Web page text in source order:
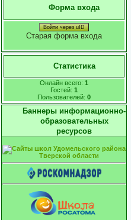
Форма входа
Войти через uID
Старая форма входа
Статистика
Онлайн всего: 1
Гостей: 1
Пользователей: 0
Баннеры информационно-
образовательных
ресурсов